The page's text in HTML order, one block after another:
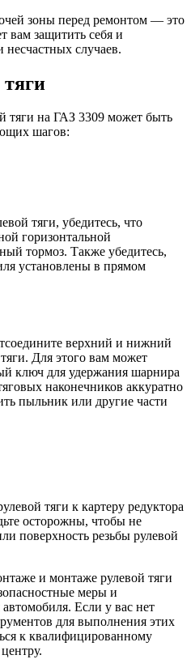
зоны перед ремонтом — это
вам защитить себя и
случаев.
тяги на ГАЗ 3309 может быть
шагов:
тяги, убедитесь, что
горизонтальной
тормоз. Также убедитесь,
установлены в прямом
верхний и нижний
Для этого вам может
ключ для удержания шарнира
наконечников аккуратно
пыльник или другие части
тяги к картеру редуктора
осторожны, чтобы не
поверхность резьбы рулевой
и монтаже рулевой тяги
меры и
Если у вас нет
для выполнения этих
к квалифицированному